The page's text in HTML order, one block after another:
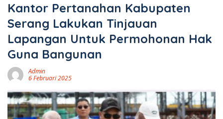
Kantor Pertanahan Kabupaten
Serang Lakukan Tinjauan
Lapangan Untuk Permohonan Hak
Guna Bangunan
Admin
6 Februari 2025